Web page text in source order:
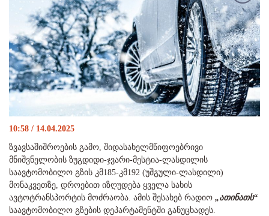
10:58 / 14.04.2025
ზვავსაშიშროების გამო, შიდასახელმწიფოებრივი
მნიშვნელობის ზუგდიდი-ჯვარი-მესტია-ლასდილის
საავტომობილო გზის კმ185-კმ192 (უშგული-ლასდილი)
მონაკვეთზე, დროებით იზღუდება ყველა სახის
ავტოტრანსპორტის მოძრაობა. ამის შესახებ რადიო „ათინათს“
საავტომობილო გზების დეპარტამენტში განუცხადეს.